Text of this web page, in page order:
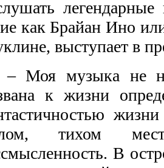
как Брайан Ино
выступает в
музыка не
к жизни
тихом
В